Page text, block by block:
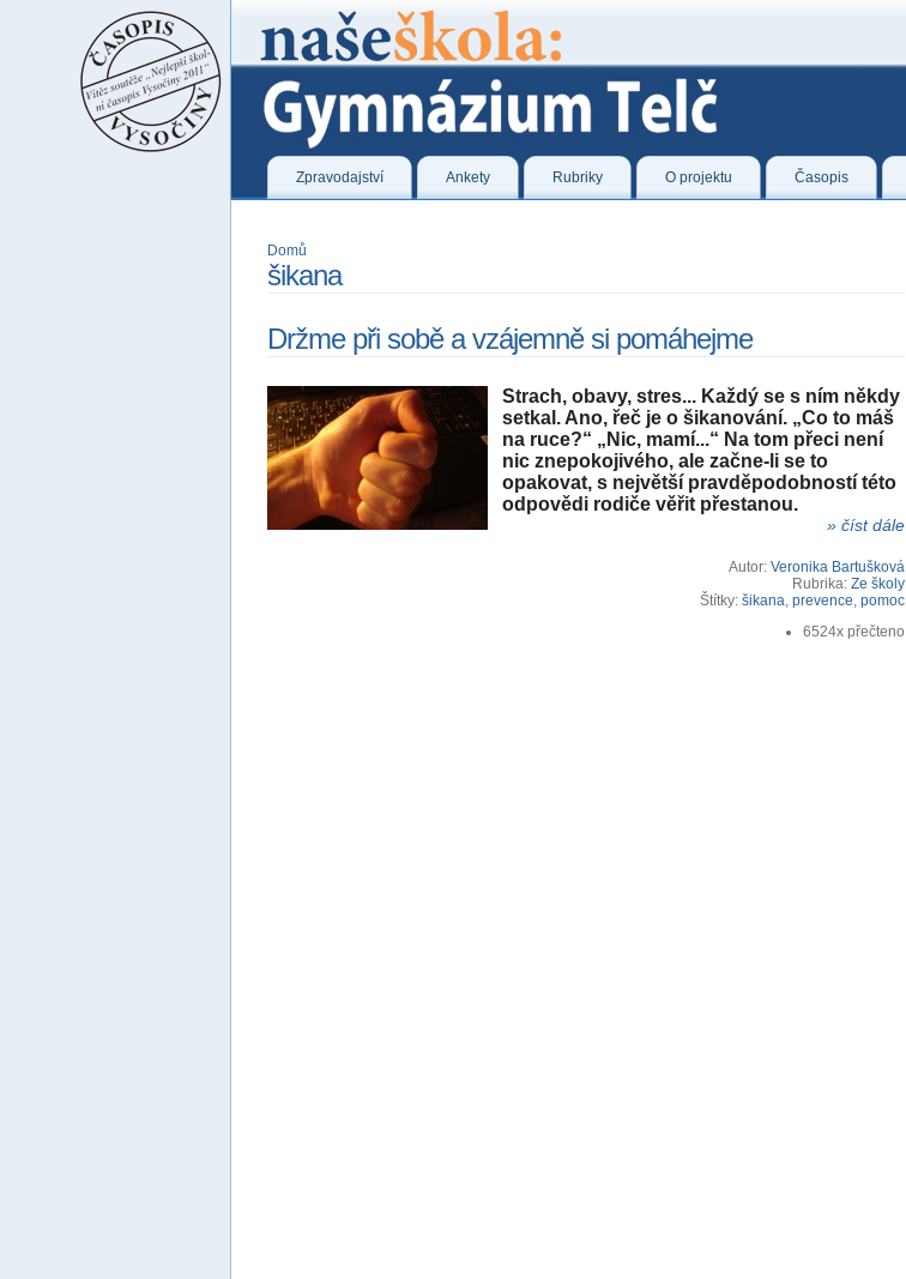
Zpravodajství Ankety Rubriky O projektu Časopis
Domů
šikana
Držme při sobě a vzájemně si pomáhejme
Strach, obavy, stres... Každý se s ním někdy
setkal. Ano, řeč je o šikanování. „Co to máš
na ruce?“ „Nic, mamí...“ Na tom přeci není
nic znepokojivého, ale začne-li se to
opakovat, s největší pravděpodobností této
odpovědi rodiče věřit přestanou.
» číst dále
Autor: Veronika Bartušková
Rubrika: Ze školy
Štítky: šikana, prevence, pomoc
6524x přečteno